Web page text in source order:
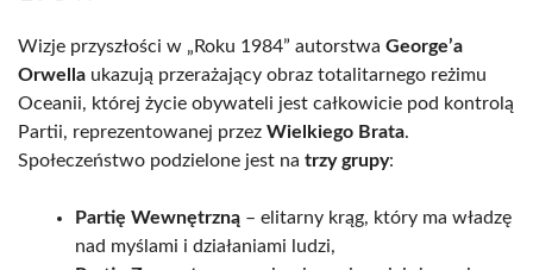
Wizje przyszłości w „Roku 1984” autorstwa George’a
Orwella ukazują przerażający obraz totalitarnego reżimu
Oceanii, której życie obywateli jest całkowicie pod kontrolą
Partii, reprezentowanej przez Wielkiego Brata.
Społeczeństwo podzielone jest na trzy grupy:
Partię Wewnętrzną – elitarny krąg, który ma władzę
nad myślami i działaniami ludzi,